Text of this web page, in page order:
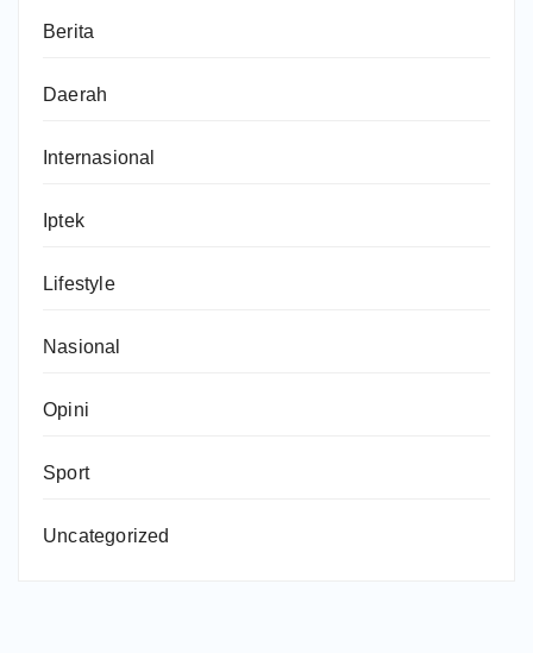
Berita
Daerah
Internasional
Iptek
Lifestyle
Nasional
Opini
Sport
Uncategorized